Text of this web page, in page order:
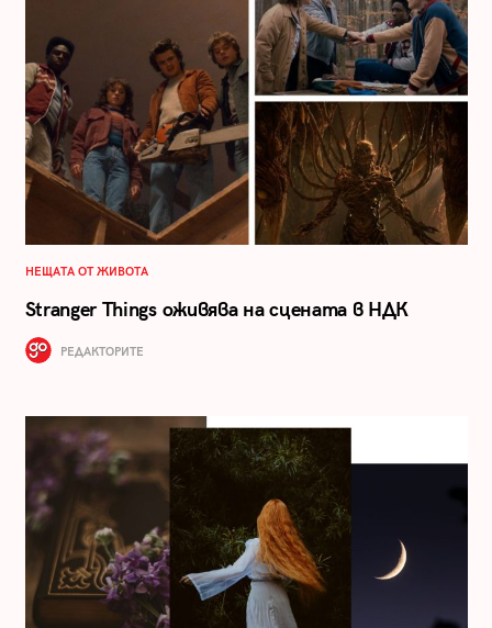
НЕЩАТА ОТ ЖИВОТА
Stranger Things оживява на сцената в НДК
РЕДАКТОРИТЕ